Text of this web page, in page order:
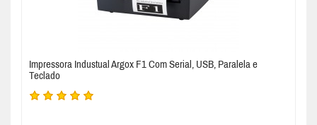
Impressora Industual Argox F1 Com Serial, USB, Paralela e
Teclado